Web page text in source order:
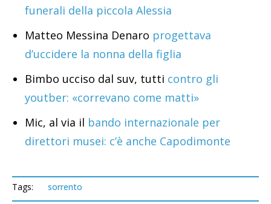
funerali della piccola Alessia
Matteo Messina Denaro progettava
d’uccidere la nonna della figlia
Bimbo ucciso dal suv, tutti contro gli
youtber: «correvano come matti»
Mic, al via il bando internazionale per
direttori musei: c’è anche Capodimonte
Tags: sorrento